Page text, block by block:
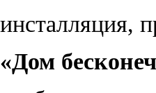
инсталляция,
«Дом